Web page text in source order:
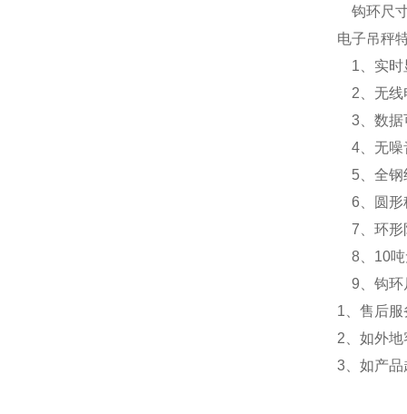
钩环尺
电子吊秤
1、实时
2、无线
3、数据
4、无噪
5、全钢
6、圆形
7、环形
8、10吨
9、钩环
1、售后
2、如外
3、如产